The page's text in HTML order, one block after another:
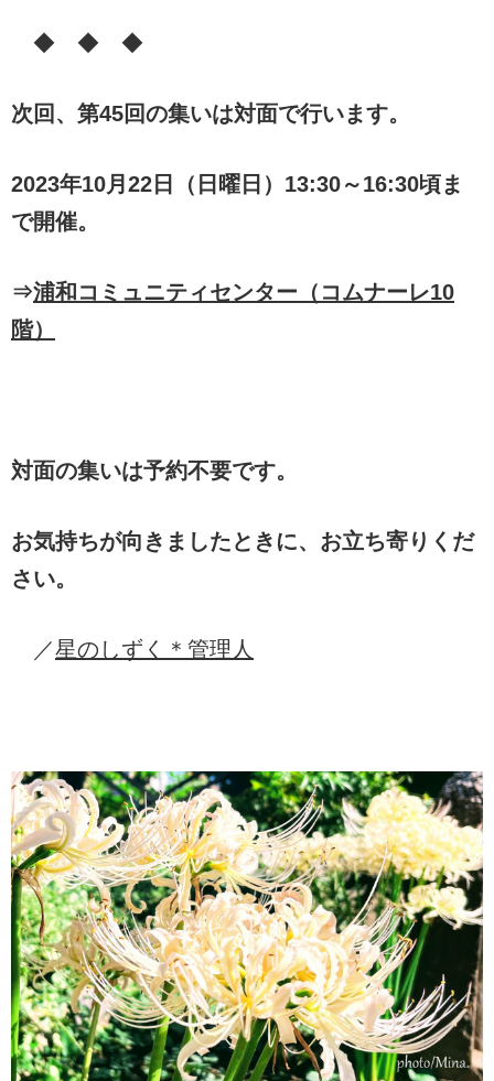
◆ ◆ ◆
次回、第45回の集いは対面で行います。
2023年10月22日（日曜日）13:30～16:30頃ま
で開催。
⇒浦和コミュニティセンター（コムナーレ10
階）
対面の集いは予約不要です。
お気持ちが向きましたときに、お立ち寄りくだ
さい。
／星のしずく＊管理人